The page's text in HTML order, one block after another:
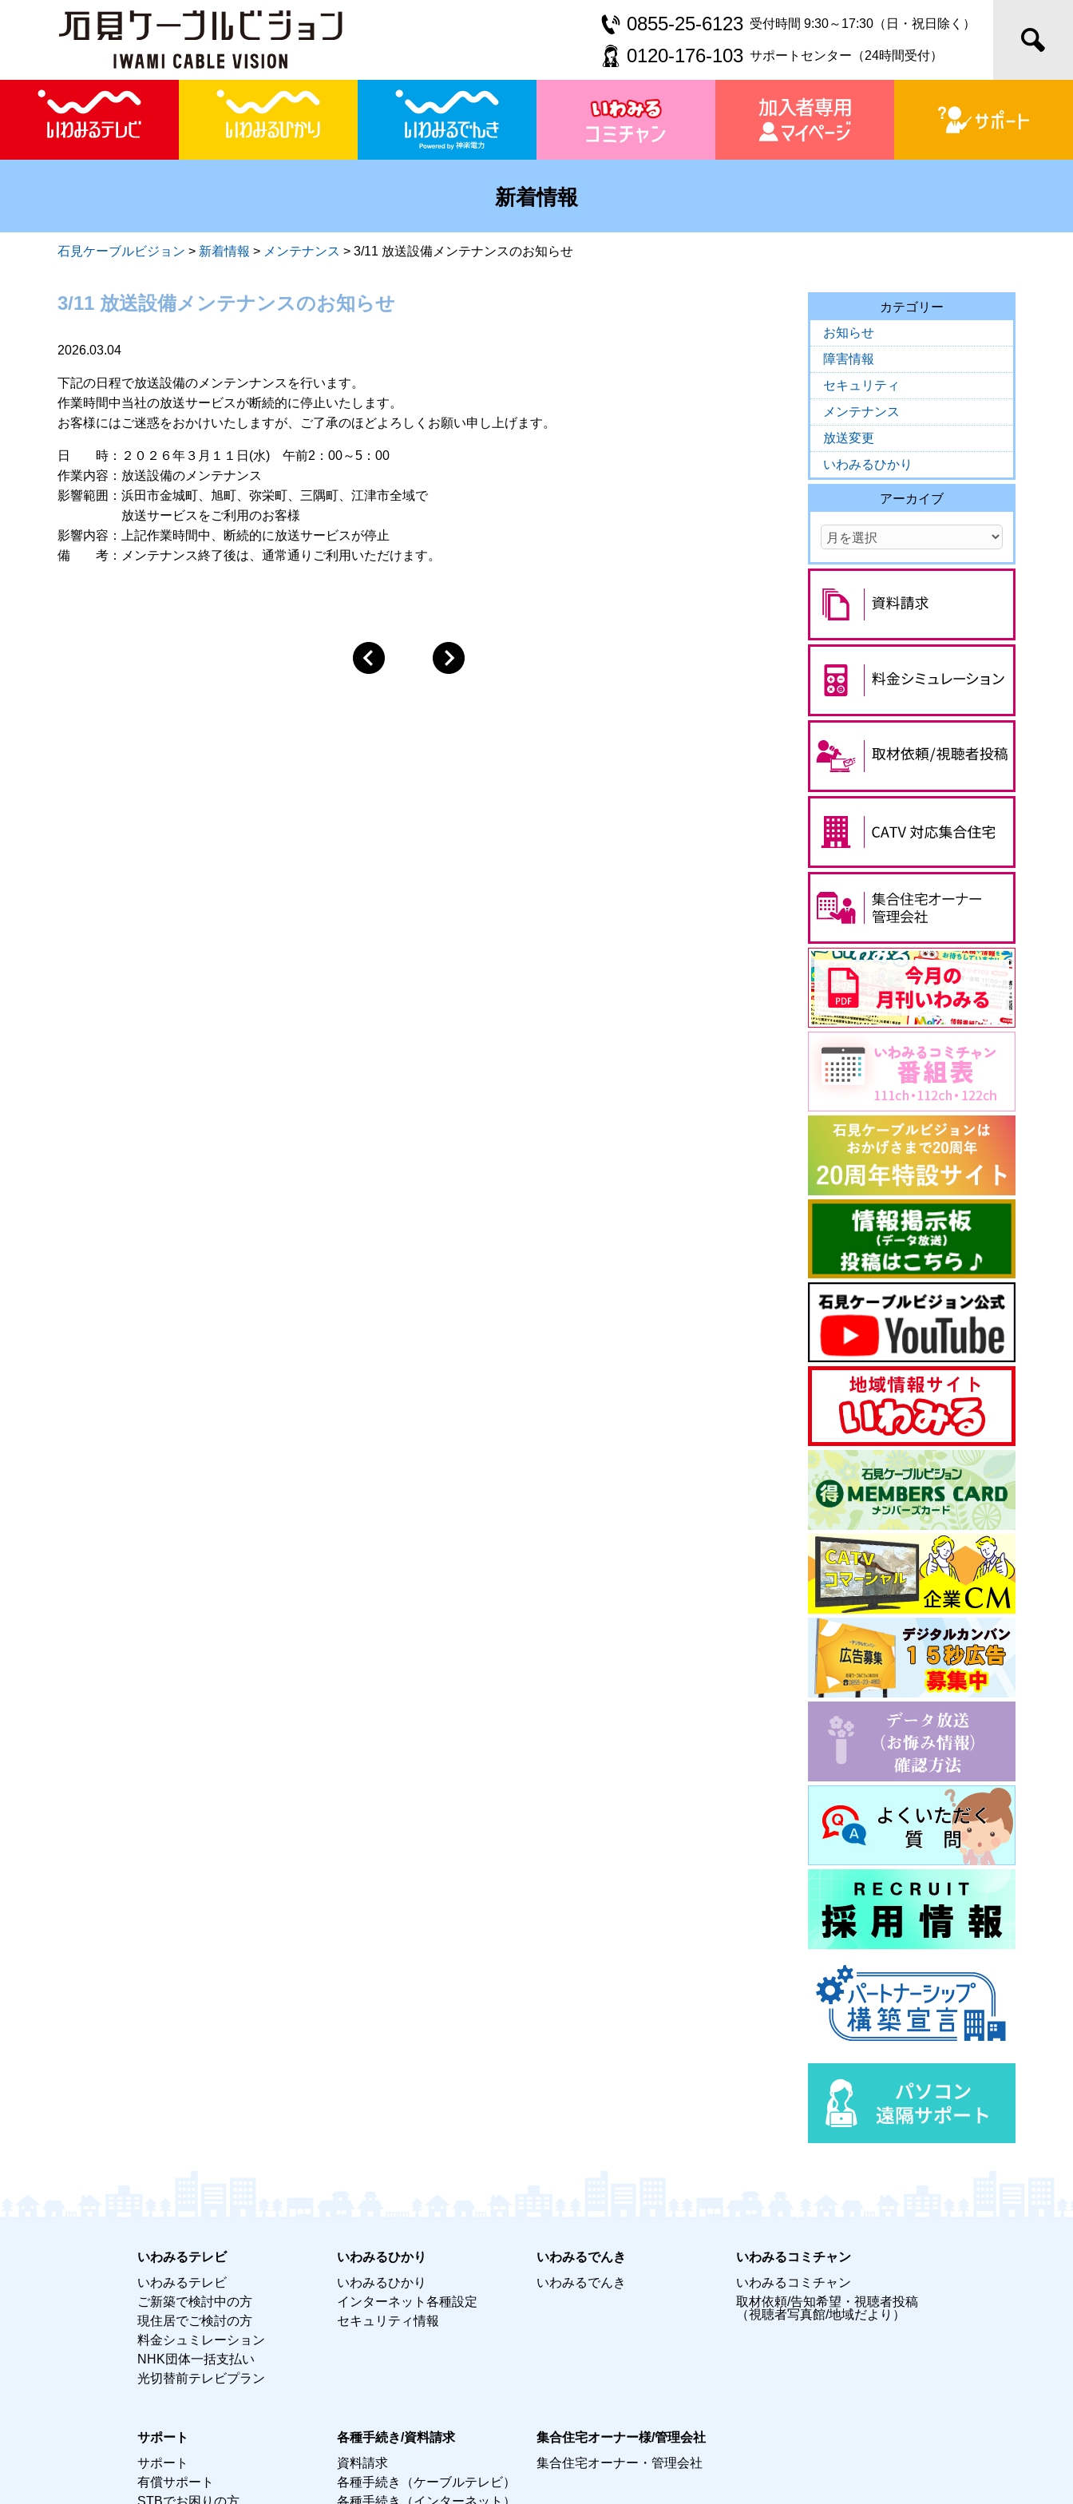
0855-25-6123 受付時間 9:30～17:30（日・祝日除く）
0120-176-103 サポートセンター（24時間受付）
新着情報
石見ケーブルビジョン > 新着情報 > メンテナンス > 3/11 放送設備メンテナンスのお知らせ
3/11 放送設備メンテナンスのお知らせ
2026.03.04
下記の日程で放送設備のメンテンナンスを行います。
作業時間中当社の放送サービスが断続的に停止いたします。
お客様にはご迷惑をおかけいたしますが、ご了承のほどよろしくお願い申し上げます。
日 時：２０２６年３月１１日(水) 午前2：00～5：00
作業内容：放送設備のメンテナンス
影響範囲：浜田市金城町、旭町、弥栄町、三隅町、江津市全域で
放送サービスをご利用のお客様
影響内容：上記作業時間中、断続的に放送サービスが停止
備 考：メンテナンス終了後は、通常通りご利用いただけます。
カテゴリー
お知らせ
障害情報
セキュリティ
メンテナンス
放送変更
いわみるひかり
アーカイブ
いわみるテレビ
いわみるテレビ
ご新築で検討中の方
現住居でご検討の方
料金シュミレーション
NHK団体一括支払い
光切替前テレビプラン
いわみるひかり
いわみるひかり
インターネット各種設定
セキュリティ情報
いわみるでんき
いわみるでんき
いわみるコミチャン
いわみるコミチャン
取材依頼/告知希望・視聴者投稿
（視聴者写真館/地域だより）
サポート
サポート
有償サポート
STBでお困りの方
各種手続き/資料請求
資料請求
各種手続き（ケーブルテレビ）
各種手続き（インターネット）
集合住宅オーナー様/管理会社
集合住宅オーナー・管理会社